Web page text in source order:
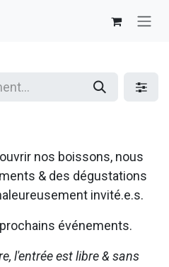
nos boissons, nous
& des dégustations
invité.e.s.
événements.
l'entrée est libre & sans